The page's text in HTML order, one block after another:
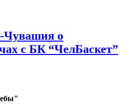
Чувашия о
с БК “ЧелБаскет”